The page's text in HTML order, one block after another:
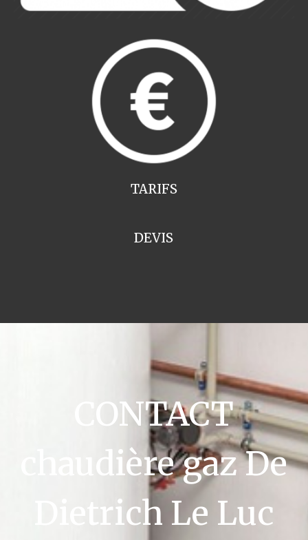
TARIFS
DEVIS
CONTACT
chaudière gaz De
Dietrich Le Luc